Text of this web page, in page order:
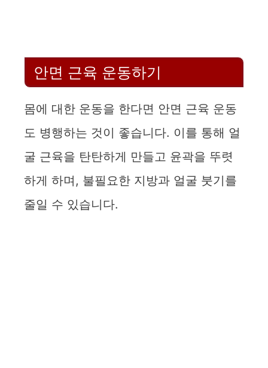
안면 근육 운동하기
몸에 대한 운동을 한다면 안면 근육 운동
도 병행하는 것이 좋습니다. 이를 통해 얼
굴 근육을 탄탄하게 만들고 윤곽을 뚜렷
하게 하며, 불필요한 지방과 얼굴 붓기를
줄일 수 있습니다.